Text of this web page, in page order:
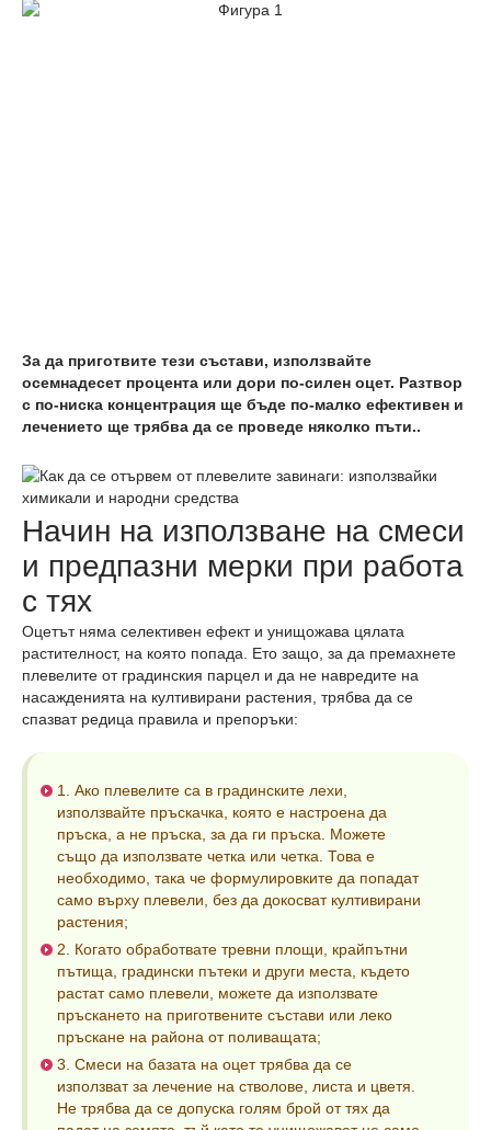
За да приготвите тези състави, използвайте
осемнадесет процента или дори по-силен оцет. Разтвор
с по-ниска концентрация ще бъде по-малко ефективен и
лечението ще трябва да се проведе няколко пъти..
Начин на използване на смеси
и предпазни мерки при работа
с тях
Оцетът няма селективен ефект и унищожава цялата
растителност, на която попада. Ето защо, за да премахнете
плевелите от градинския парцел и да не навредите на
насажденията на култивирани растения, трябва да се
спазват редица правила и препоръки:
1. Ако плевелите са в градинските лехи,
използвайте пръскачка, която е настроена да
пръска, а не пръска, за да ги пръска. Можете
също да използвате четка или четка. Това е
необходимо, така че формулировките да попадат
само върху плевели, без да докосват култивирани
растения;
2. Когато обработвате тревни площи, крайпътни
пътища, градински пътеки и други места, където
растат само плевели, можете да използвате
пръскането на приготвените състави или леко
пръскане на района от поливащата;
3. Смеси на базата на оцет трябва да се
използват за лечение на стволове, листа и цветя.
Не трябва да се допуска голям брой от тях да